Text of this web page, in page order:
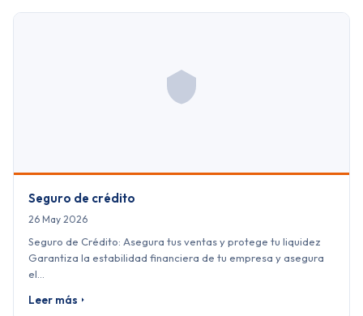
Seguro de crédito
26 May 2026
Seguro de Crédito: Asegura tus ventas y protege tu liquidez
Garantiza la estabilidad financiera de tu empresa y asegura
el…
Leer más